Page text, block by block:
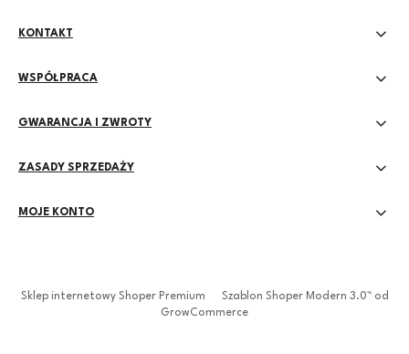
KONTAKT
WSPÓŁPRACA
GWARANCJA I ZWROTY
ZASADY SPRZEDAŻY
MOJE KONTO
Sklep internetowy Shoper Premium Szablon Shoper Modern 3.0™ od
GrowCommerce